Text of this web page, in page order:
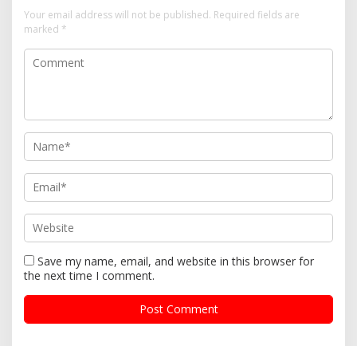
Your email address will not be published. Required fields are
marked *
Save my name, email, and website in this browser for
the next time I comment.